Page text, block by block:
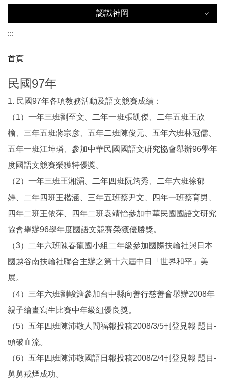
認識神岡
學校概況
神小大事紀
交通位置
本校學區
校刊-神岡心橋
:::
首頁
民國97年
1. 民國97年各項教務活動及語文競賽成績：
（1）一年三班劉至文、二年一班張凱傑、二年五班王欣
榆、三年五班蔣宗彦、五年二班陳俊元、五年六班林冠儒、
五年一班江坤璘、參加中華民國國語文研究協會舉辦96學年
度國語文競賽榮獲特優獎。
（2）一年三班王湘湄、二年四班阮筠秀、二年六班徐郁
婷、二年四班王楷涵、三年五班蔡尹文、四年一班蔡育男、
四年二班王依萍、四年二班袁靖怡參加中華民國國語文研究
協會舉辦96學年度國語文競賽榮獲優勝獎。
（3）二年六班陳春龍國小組二年級參加國際扶輪社與日本
國越谷南扶輪社聯合主辦之第十六屆中日「世界和平」美
展。
（4）三年六班劉峻溏參加台中縣向善行慈善會舉辦2008年
親子繪畫寫生比賽中年級組優良獎。
（5）五年四班陳沛敬人間福報投稿2008/3/5刊登見報 題目-
頭破血流。
（6）五年四班陳沛敬國語日報投稿2008/2/4刊登見報 題目-
舅舅戒煙成功。